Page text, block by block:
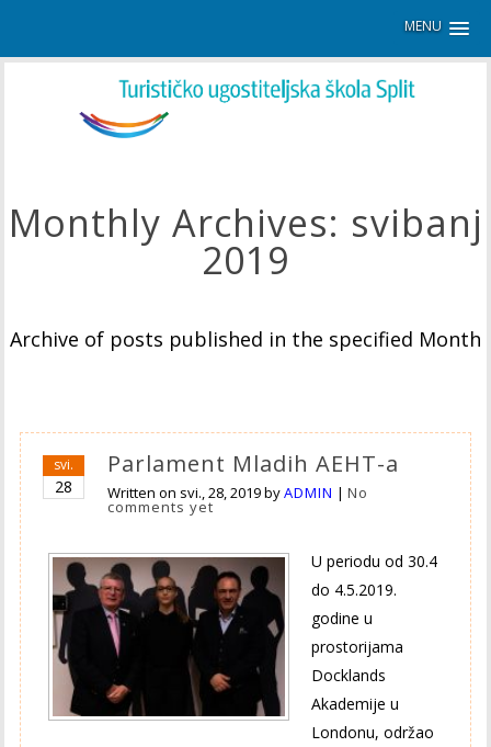
MENU
Monthly Archives: svibanj
2019
Archive of posts published in the specified Month
svi.
28
Parlament Mladih AEHT-a
Written on svi., 28, 2019byADMIN |No
comments yet
U periodu od 30.4
do 4.5.2019.
godine u
prostorijama
Docklands
Akademije u
Londonu, održao